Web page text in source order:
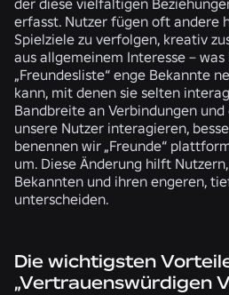
erfasst. Nutzer fügen oft andere
Spielziele zu verfolgen, kreativ
aus allgemeinem Interesse –
„Freundesliste“ enge Bekannte
kann, mit denen sie selten
Bandbreite an Verbindungen
unsere Nutzer interagieren,
benennen wir „Freunde“
um. Diese Änderung hilft
Bekannten und ihren engeren,
unterscheiden.
Die wichtigsten
„Vertrauenswürdigen